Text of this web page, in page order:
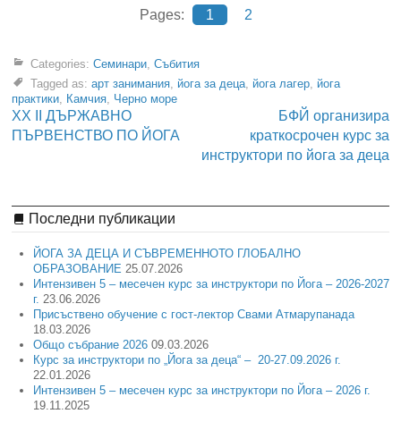
Pages: 1 2
Categories: Семинари, Събития
Tagged as: арт занимания, йога за деца, йога лагер, йога
практики, Камчия, Черно море
XX II ДЪРЖАВНО
ПЪРВЕНСТВО ПО ЙОГА
БФЙ организира
краткосрочен курс за
инструктори по йога за деца
Последни публикации
ЙОГА ЗА ДЕЦА И СЪВРЕМЕННОТО ГЛОБАЛНО
ОБРАЗОВАНИЕ 25.07.2026
Интензивен 5 – месечен курс за инструктори по Йога – 2026-2027
г. 23.06.2026
Присъствено обучение с гост-лектор Свами Атмарупанада
18.03.2026
Общо събрание 2026 09.03.2026
Курс за инструктори по „Йога за деца“ – 20-27.09.2026 г.
22.01.2026
Интензивен 5 – месечен курс за инструктори по Йога – 2026 г.
19.11.2025